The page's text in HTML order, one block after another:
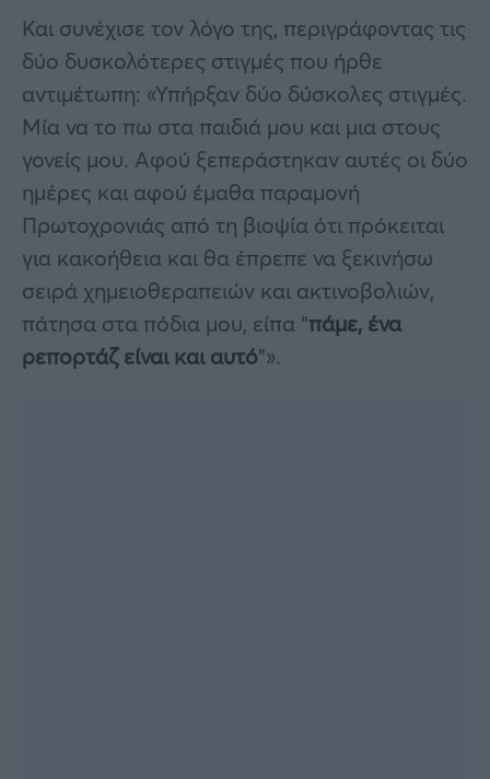
Και συνέχισε τον λόγο της, περιγράφοντας τις
δύο δυσκολότερες στιγμές που ήρθε
αντιμέτωπη: «Υπήρξαν δύο δύσκολες στιγμές.
Μία να το πω στα παιδιά μου και μια στους
γονείς μου. Αφού ξεπεράστηκαν αυτές οι δύο
ημέρες και αφού έμαθα παραμονή
Πρωτοχρονιάς από τη βιοψία ότι πρόκειται
για κακοήθεια και θα έπρεπε να ξεκινήσω
σειρά χημειοθεραπειών και ακτινοβολιών,
πάτησα στα πόδια μου, είπα “πάμε, ένα
ρεπορτάζ είναι και αυτό”».